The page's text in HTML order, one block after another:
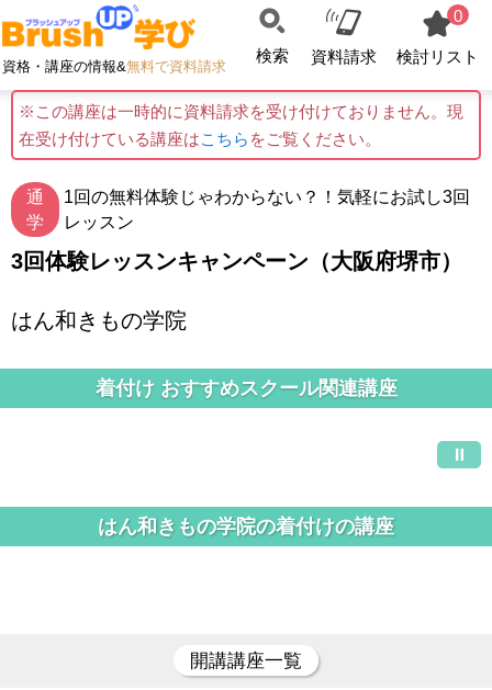
資格・講座の情報&無料で資料請求
検索 資料請求
0
検討リスト
※この講座は一時的に資料請求を受け付けておりません。現
在受け付けている講座はこちら をご覧ください。
通
学
1回の無料体験じゃわからない？！気軽にお試し3回
レッスン
3回体験レッスンキャンペーン（大阪府堺市）
はん和きもの学院
着付け おすすめスクール関連講座
はん和きもの学院の着付けの講座
開講講座一覧